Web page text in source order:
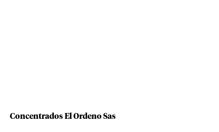
Concentrados El Ordeno Sas